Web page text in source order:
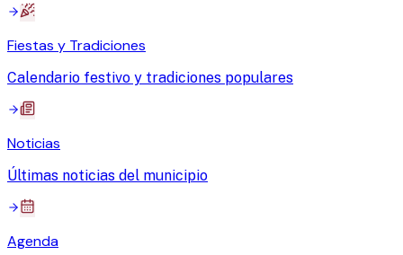
Fiestas y Tradiciones
Calendario festivo y tradiciones populares
Noticias
Últimas noticias del municipio
Agenda